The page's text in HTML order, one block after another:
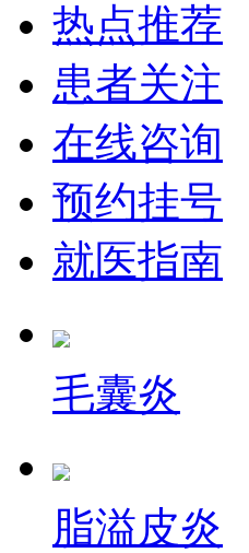
热点推荐
患者关注
在线咨询
预约挂号
就医指南
毛囊炎
脂溢皮炎